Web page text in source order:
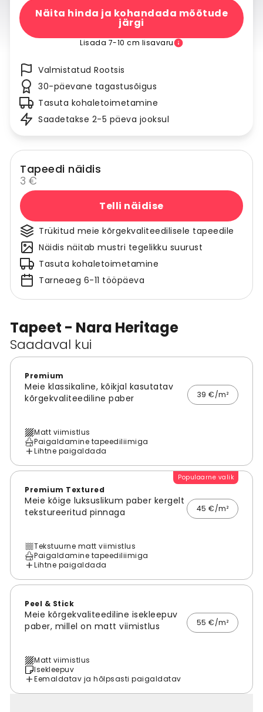
Tapeet - Nara Heritage
Saadaval kui
Premium
Meie klassikaline, kõikjal kasutatav
kõrgekvaliteediline paber
39 €/m²
Matt viimistlus
Paigaldamine tapeediliimiga
Lihtne paigaldada
Populaarne valik
Premium Textured
Meie kõige luksuslikum paber kergelt
tekstureeritud pinnaga
45 €/m²
Tekstuurne matt viimistlus
Paigaldamine tapeediliimiga
Lihtne paigaldada
Peel & Stick
Meie kõrgekvaliteediline isekleepuv
paber, millel on matt viimistlus
55 €/m²
Matt viimistlus
Isekleepuv
Eemaldatav ja hõlpsasti paigaldatav
Näita hinda ja kohandada mõõtude
järgi
Lisada 7-10 cm lisavaru
Valmistatud Rootsis
30-päevane tagastusõigus
Tasuta kohaletoimetamine
Saadetakse 2-5 päeva jooksul
Tapeedi näidis
3 €
Telli näidise
Trükitud meie kõrgekvaliteedilisele tapeedile
Näidis näitab mustri tegelikku suurust
Tasuta kohaletoimetamine
Tarneaeg 6-11 tööpäeva